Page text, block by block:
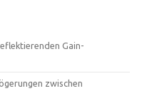
Gain-
zwischen